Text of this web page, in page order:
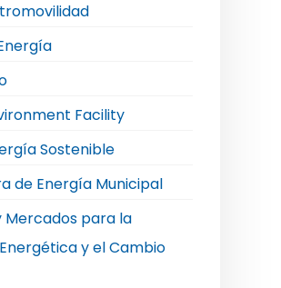
Facility
Sostenible
de Energía Municipal
Mercados para la
y el Cambio